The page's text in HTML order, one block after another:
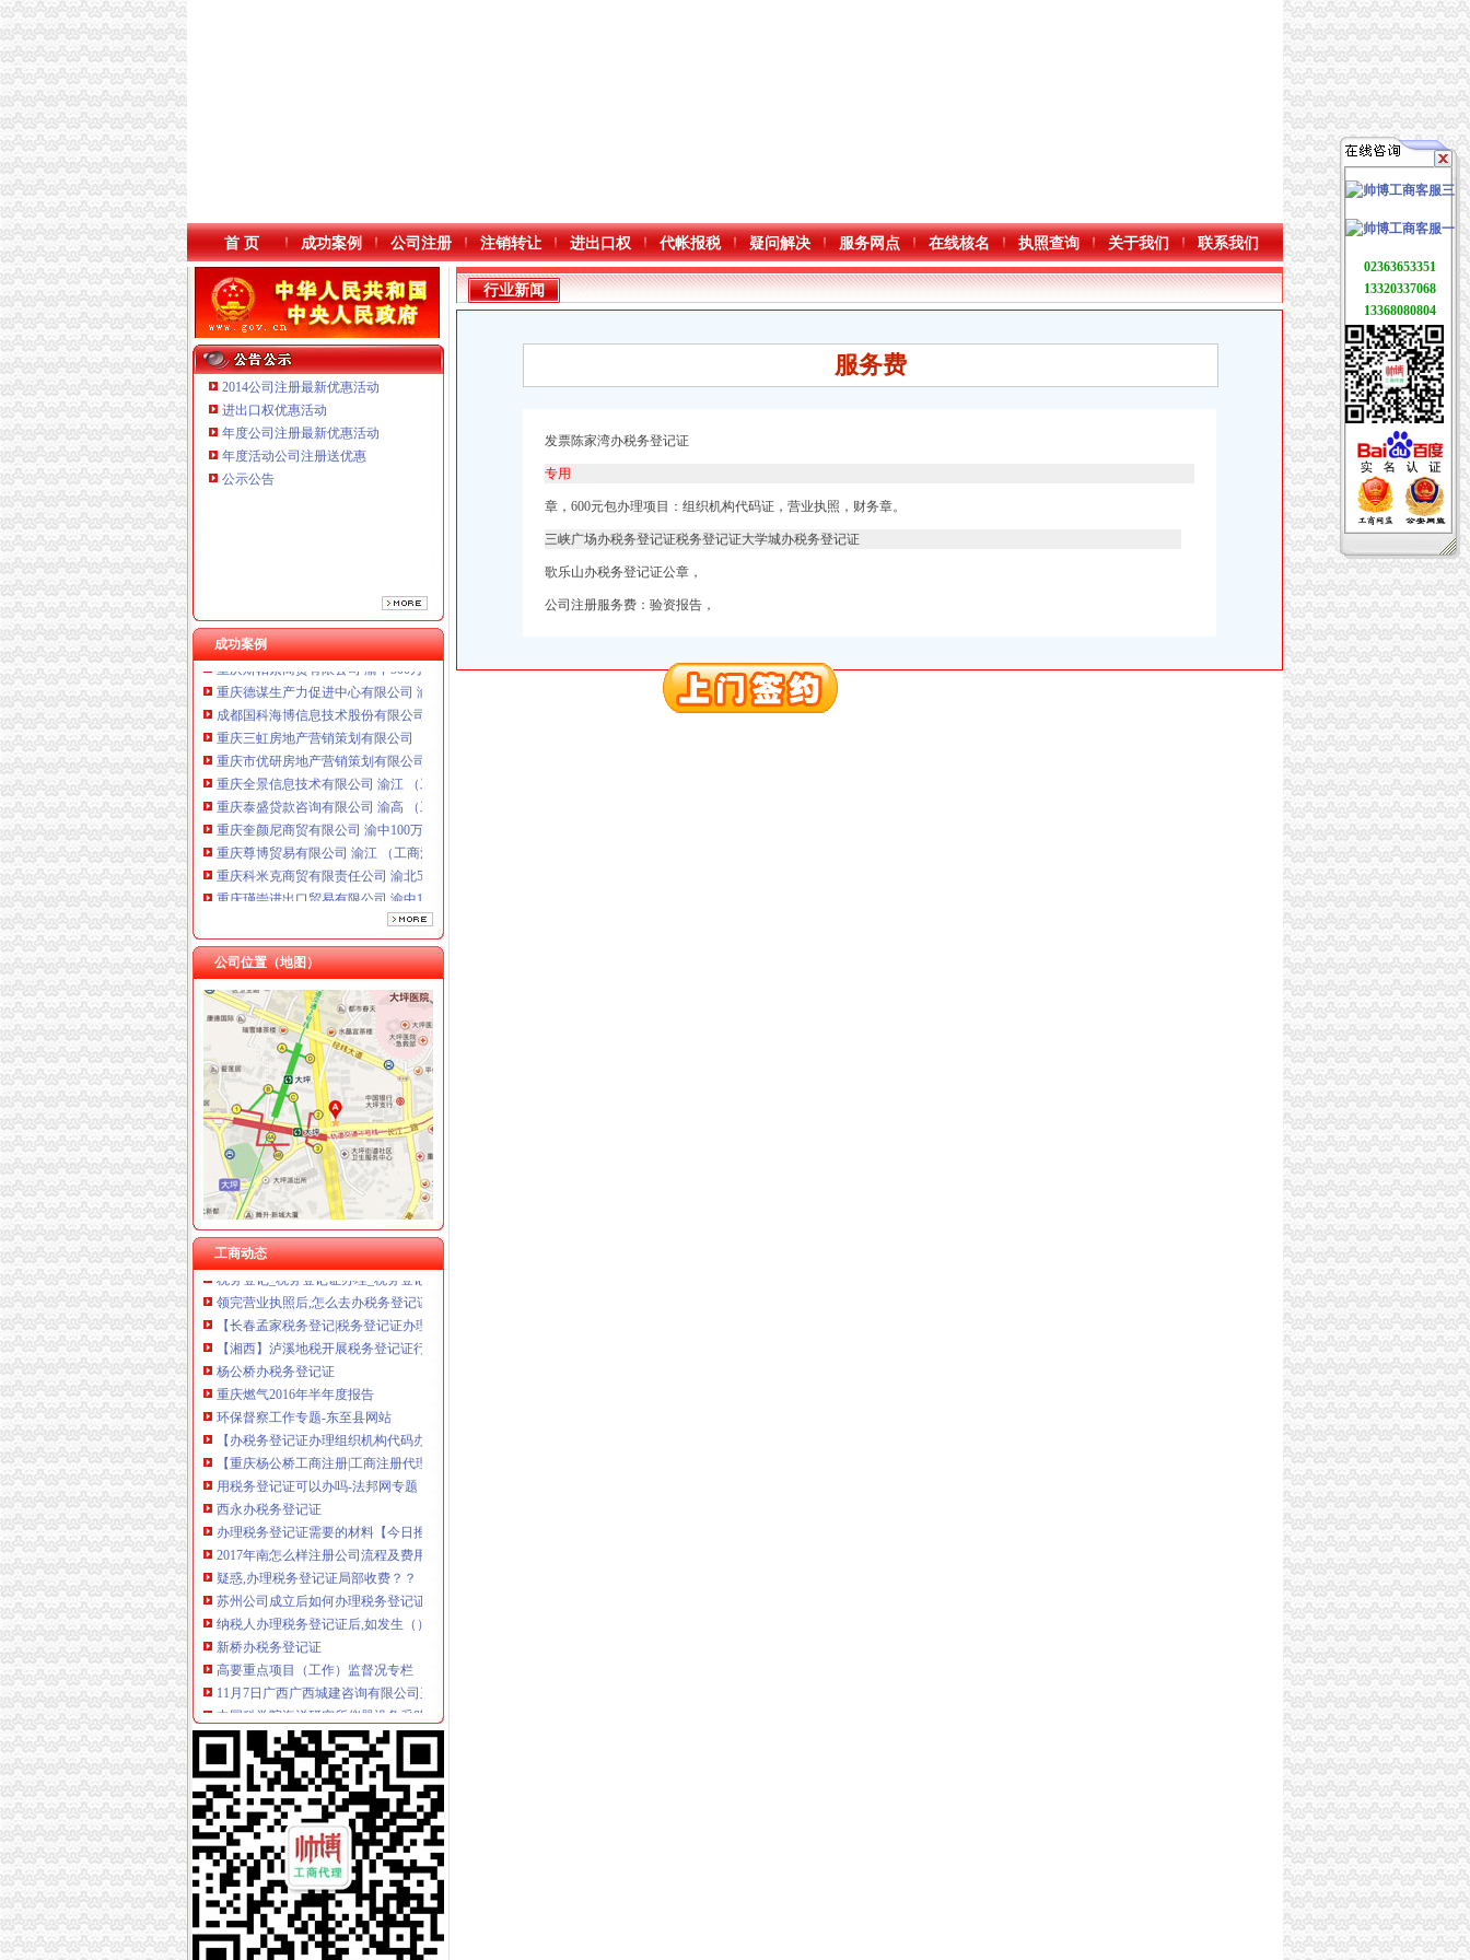
首 页 成功案例 公司注册 注销转让 进出口权 代帐报税 疑问解决 服务网点 在线核名 执照查询 关于我们 联系我们
2014公司注册最新优惠活动
进出口权优惠活动
年度公司注册最新优惠活动
年度活动公司注册送优惠
公示公告
成功案例
重庆三虹房地产营销策划有限公司
重庆市优研房地产营销策划有限公司
重庆科米克商贸有限责任公司 渝北50万 （工商注册）
重庆瑾崇进出口贸易有限公司 渝中100万 （进出口权）
重庆斯帕索商贸有限公司 渝中500万 （进出口权）
重庆德谋生产力促进中心有限公司 渝大10万 （工商注册）
成都国科海博信息技术股份有限公司重庆分公司 渝江 （工商注册）
重庆三虹房地产营销策划有限公司
重庆市优研房地产营销策划有限公司
重庆全景信息技术有限公司 渝江 （工商注册）
重庆泰盛贷款咨询有限公司 渝高 （工商注册）
重庆奎颜尼商贸有限公司 渝中100万 （工商注册）
重庆尊博贸易有限公司 渝江 （工商注册）
重庆科米克商贸有限责任公司 渝北50万 （工商注册）
重庆瑾崇进出口贸易有限公司 渝中100万 （进出口权）
重庆斯帕索商贸有限公司 渝中500万 （进出口权）
重庆德谋生产力促进中心有限公司 渝大10万 （工商注册）
成都国科海博信息技术股份有限公司重庆分公司 渝江 （工商注册）
公司位置（地图）
工商动态
石井坡
重庆沙坪坝石井坡化妆学校排名重庆新时代学校S新闻头条-齐齐哈尔
重庆石井坡写字楼出租_重庆石井坡写字楼出售_渝房网
好的！！！！！！【石井坡小学吧】_百度贴吧
重庆市沙坪坝区石井坡铸造加工厂_重庆市_沙坪坝区_企业在线
沙坪坝石井坡俊峰香格里拉品质洋房出售,重庆沙坪坝磁器口俊峰香
曾家办税务登记证
我想办税务登记证,我是摊位,可以吗-110网免费法律咨询
税务登记_税务登记证办理_税务登记证年检_税务登记证注销_一品威客
领完营业执照后,怎么去办税务登记证？_搜狐财经_搜狐网
【长春孟家税务登记|税务登记证办理|代理税务登记】-长春赶集网
【湘西】泸溪地税开展税务登记证行动_税务频道_红网
杨公桥办税务登记证
重庆燃气2016年半年度报告
环保督察工作专题-东至县网站
【办税务登记证办理组织机构代码办理刻章营业执照正副本变更】价格
【重庆杨公桥工商注册|工商注册代理|工商注册代办】-重庆赶集网
用税务登记证可以办吗-法邦网专题
西永办税务登记证
办理税务登记证需要的材料【今日推荐网-青岛工商/税务/财务】
2017年南怎么样注册公司流程及费用
疑惑,办理税务登记证局部收费？？【聊城吧】_百度贴吧
苏州公司成立后如何办理税务登记证-阿里巴巴专栏
纳税人办理税务登记证后,如发生（）时,应当办理注销税务登记。
新桥办税务登记证
高要重点项目（工作）监督况专栏
11月7日广西广西城建咨询有限公司玉林市福绵区新桥联片农村饮水安
中国科学院海洋研究所仪器设备采购项目（第十九批）的招标公告
沪培训班借名校招牌蒙人至少有40家冒牌培训班
信息广告__都市_温商网
童家桥办税务登记证
【重庆税务登记证审核】_重庆列表网
已开店,想办税务登记证询问需要那些手续-淮安市地方税务局-淮网-
合伙制企业办理税务登记证是否缴纳印花税？-高顿网校
办税务登记证需要哪些手续【阿拉善吧】_百度贴吧
栖霞建设_招股说明书
双碑办税务登记证
石家庄新华区办理税务登记证的材料和步骤-爱喇叭网
在东莞开奶茶店,需要办理哪营业执照和卫生许可证还有税务登记证吗
行业新闻
服务费
发票陈家湾办税务登记证
专用
章，600元包办理项目：组织机构代码证，营业执照，财务章。
三峡广场办税务登记证税务登记证大学城办税务登记证
歌乐山办税务登记证公章，
公司注册服务费：验资报告，
02363653351
13320337068
13368080804